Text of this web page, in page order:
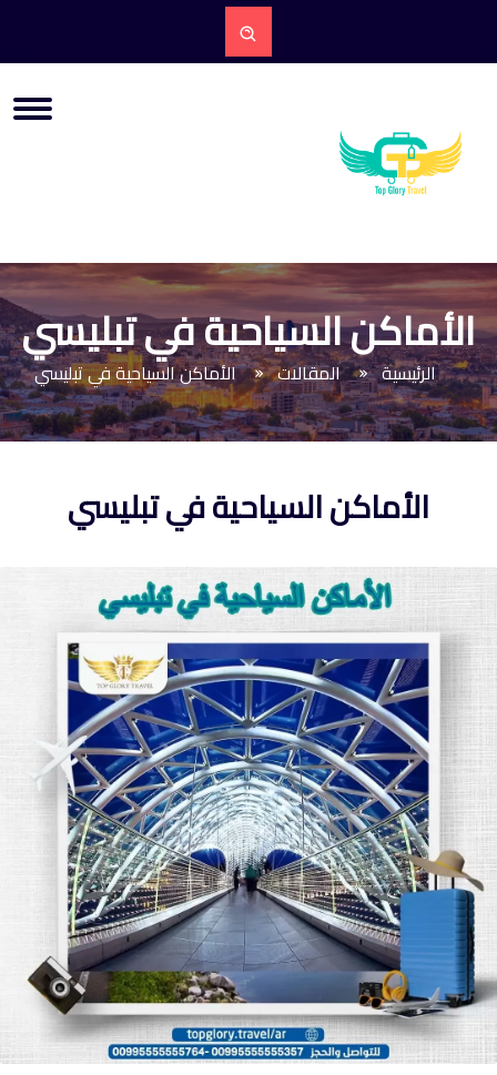
الأماكن السياحية في تبليسي
الرئيسية المقالات الأماكن السياحية في تبليسي
الأماكن السياحية في تبليسي